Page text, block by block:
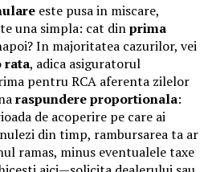
este pusa in miscare,
una simpla: cat dinprima
In majoritatea cazurilor, vei
rata, adica asiguratorul
pentru RCA aferenta zilelor
raspundere proportionala:
de acoperire pe care ai
din timp, rambursarea ta ar
ramas, minus eventualele taxe